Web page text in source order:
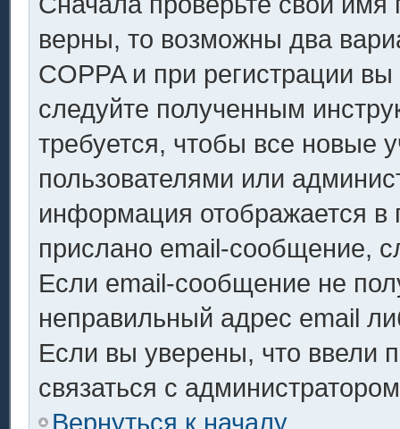
верны, то возможны два
COPPA и при регистрации
следуйте полученным
требуется, чтобы все новые
пользователями или
информация отображается
прислано email-сообщение,
Если email-сообщение не
неправильный адрес email
Если вы уверены, что ввели
связаться с
Вернуться к началу